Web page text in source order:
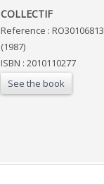
‎COLLECTIF‎
Reference : RO30106813
(1987)
ISBN : 2010110277
See the book